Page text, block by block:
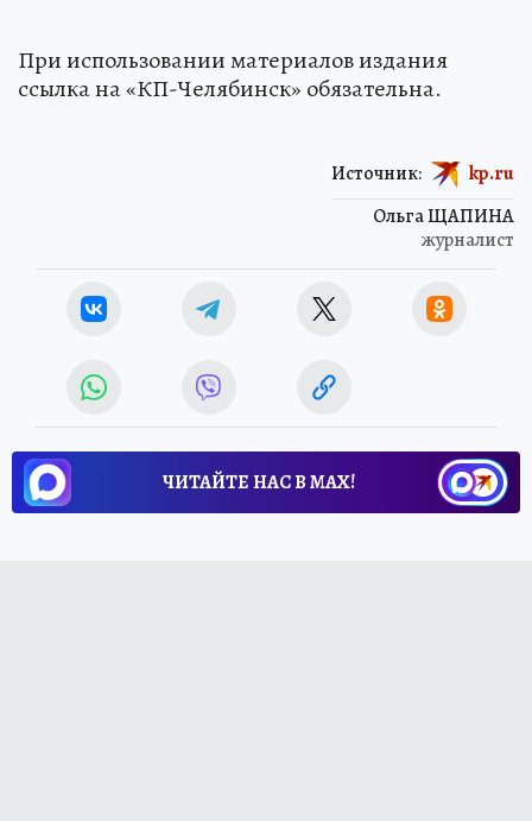
При использовании материалов издания
ссылка на «КП-Челябинск» обязательна.
Ольга ЩАПИНА
журналист
Источник: kp.ru
ЧИТАЙТЕ НАС В МАХ!